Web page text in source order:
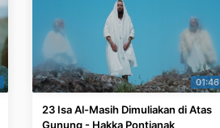
01:46
23 Isa Al-Masih Dimuliakan di Atas
Gunung - Hakka Pontianak